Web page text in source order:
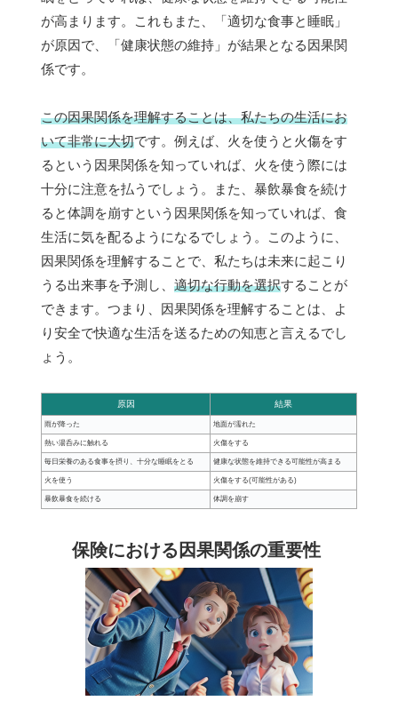
が高まります。これもまた、「適切な食事と睡眠」
が原因で、「健康状態の維持」が結果となる因果関
係です。
この因果関係を理解することは、私たちの生活にお
いて非常に大切です。例えば、火を使うと火傷をす
るという因果関係を知っていれば、火を使う際には
十分に注意を払うでしょう。また、暴飲暴食を続け
ると体調を崩すという因果関係を知っていれば、食
生活に気を配るようになるでしょう。このように、
因果関係を理解することで、私たちは未来に起こり
うる出来事を予測し、 適切な行動を選択することが
できます。つまり、因果関係を理解することは、よ
り安全で快適な生活を送るための知恵と言えるでし
ょう。
原因 結果
雨が降った 地面が濡れた
熱い湯呑みに触れる 火傷をする
毎日栄養のある食事を摂り、十分な睡眠をとる 健康な状態を維持できる可能性が高まる
火を使う 火傷をする(可能性がある)
暴飲暴食を続ける 体調を崩す
保険における因果関係の重要性